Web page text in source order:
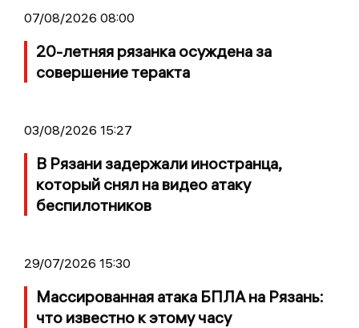
07/08/2026 08:00
20-летняя рязанка осуждена за
совершение теракта
03/08/2026 15:27
В Рязани задержали иностранца,
который снял на видео атаку
беспилотников
29/07/2026 15:30
Массированная атака БПЛА на Рязань:
что известно к этому часу